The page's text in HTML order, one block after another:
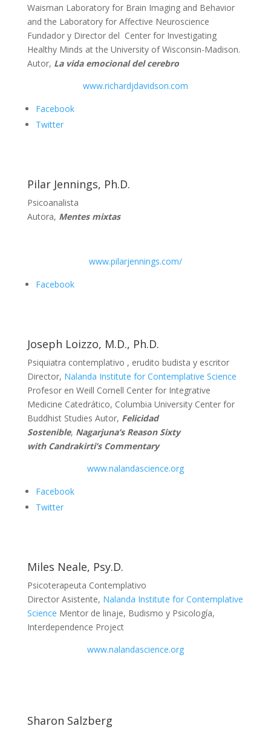
Waisman Laboratory for Brain Imaging and Behavior
and the Laboratory for Affective Neuroscience
Fundador y Director del Center for Investigating
Healthy Minds at the University of Wisconsin-Madison.
Autor, La vida emocional del cerebro
www.richardjdavidson.com
Facebook
Twitter
Pilar Jennings, Ph.D.
Psicoanalista
Autora, Mentes mixtas
www.pilarjennings.com/
Facebook
Joseph Loizzo, M.D., Ph.D.
Psiquiatra contemplativo , erudito budista y escritor
Director, Nalanda Institute for Contemplative Science
Profesor en Weill Cornell Center for Integrative
Medicine Catedrático, Columbia University Center for
Buddhist Studies Autor, Felicidad
Sostenible, Nagarjuna’s Reason Sixty
with Candrakirti’s Commentary
www.nalandascience.org
Facebook
Twitter
Miles Neale, Psy.D.
Psicoterapeuta Contemplativo
Director Asistente, Nalanda Institute for Contemplative
Science Mentor de linaje, Budismo y Psicología,
Interdependence Project
www.nalandascience.org
Sharon Salzberg